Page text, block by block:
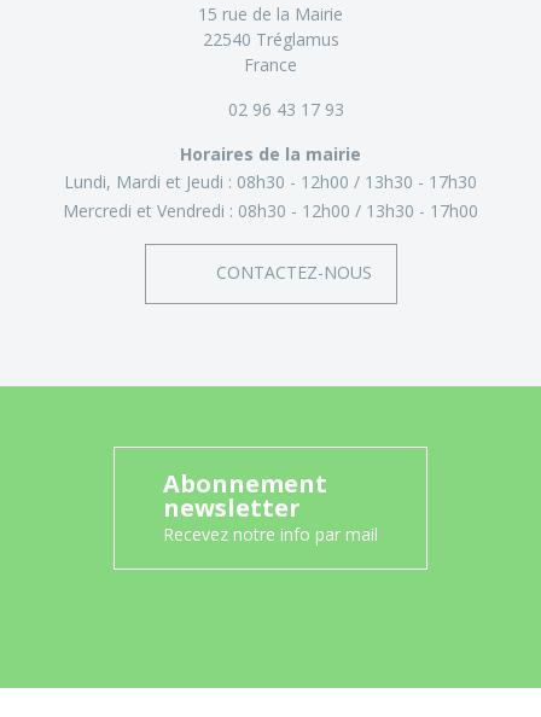
15 rue de la Mairie
22540 Tréglamus
France
02 96 43 17 93
Horaires de la mairie
Lundi, Mardi et Jeudi : 08h30 - 12h00
13h30 - 17h30
Mercredi et Vendredi : 08h30 - 12h00 13h30 - 17h00
CONTACTEZ-NOUS
Abonnement
newsletter
Recevez notre info par mail